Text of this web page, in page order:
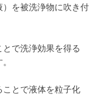
を被洗浄物に吹き付
で洗浄効果を得る
とで液体を粒子化